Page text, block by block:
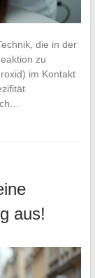
die in der
zu
im Kontakt
aus!